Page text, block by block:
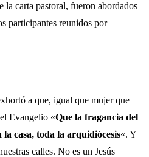
la carta pastoral, fueron abordados
participantes reunidos por
a que, igual que mujer que
Evangelio «Que la fragancia del
casa, toda la arquidiócesis«. Y
calles. No es un Jesús